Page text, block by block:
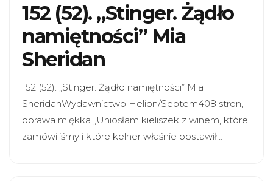
152 (52). „Stinger. Żądło
namiętności” Mia
Sheridan
152 (52). „Stinger. Żądło namiętności” Mia
SheridanWydawnictwo Helion/Septem408 stron,
oprawa miękka „Uniosłam kieliszek z winem, które
zamówiliśmy i które kelner właśnie postawił…